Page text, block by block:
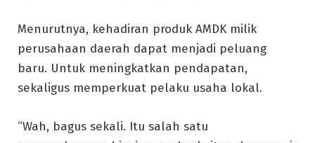
Menurutnya, kehadiran produk AMDK milik
perusahaan daerah dapat menjadi peluang
baru. Untuk meningkatkan pendapatan,
sekaligus memperkuat pelaku usaha lokal.
“Wah, bagus sekali. Itu salah satu